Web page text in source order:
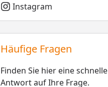
Instagram
Häufige Fragen
Finden Sie hier eine schnelle
Antwort auf Ihre Frage.